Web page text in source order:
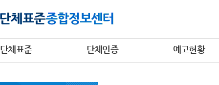
단체표준 단체인증 예고현황